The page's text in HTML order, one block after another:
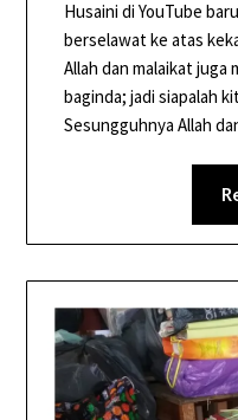
Husaini di YouTube
berselawat ke atas
Allah dan malaikat juga
baginda; jadi siapalah
Sesungguhnya Allah